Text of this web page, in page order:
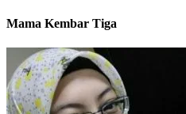
Mama Kembar Tiga